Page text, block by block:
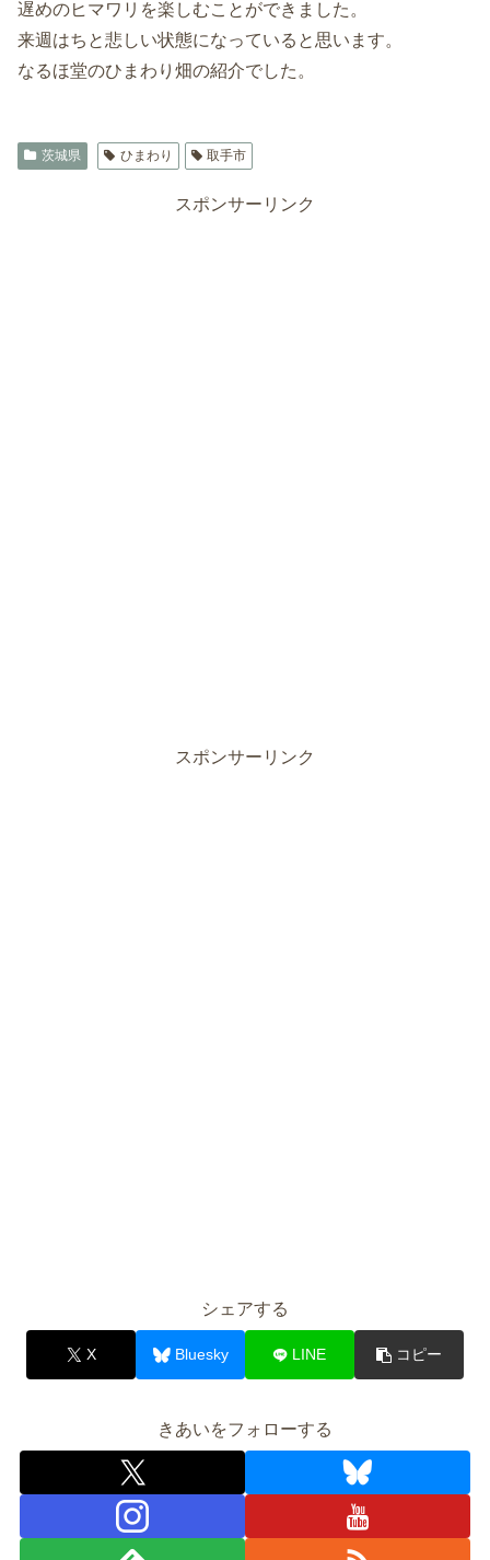
遅めのヒマワリを楽しむことができました。
来週はちと悲しい状態になっていると思います。
なるほ堂のひまわり畑の紹介でした。
茨城県 ひまわり 取手市
スポンサーリンク
スポンサーリンク
シェアする
X Bluesky LINE コピー
きあいをフォローする